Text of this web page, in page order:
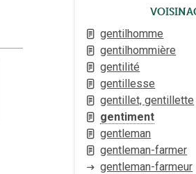
gentilhomme
gentilhommière
gentilité
gentillesse
gentillet, gentillette
gentiment
gentleman
gentleman-farmer
gentleman-farmeur